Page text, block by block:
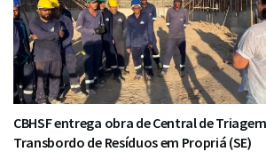
CBHSF entrega obra de Central de
Transbordo de Resíduos em Propriá (SE)